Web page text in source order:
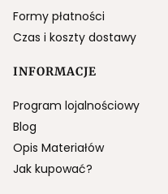
Formy płatności
Czas i koszty dostawy
INFORMACJE
Program lojalnościowy
Blog
Opis Materiałów
Jak kupować?